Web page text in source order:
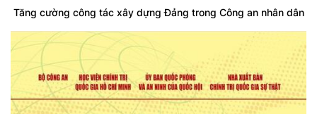
Tăng cường công tác xây dựng Đảng trong Công an nhân dân